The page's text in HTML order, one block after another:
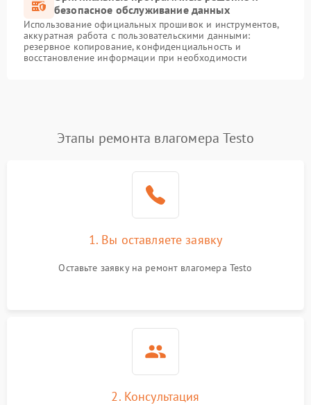
безопасное обслуживание данных
Использование официальных прошивок и инструментов,
аккуратная работа с пользовательскими данными:
резервное копирование, конфиденциальность и
восстановление информации при необходимости
Этапы ремонта влагомера Testo
1. Вы оставляете заявку
Оставьте заявку на ремонт влагомера Testo
2. Консультация